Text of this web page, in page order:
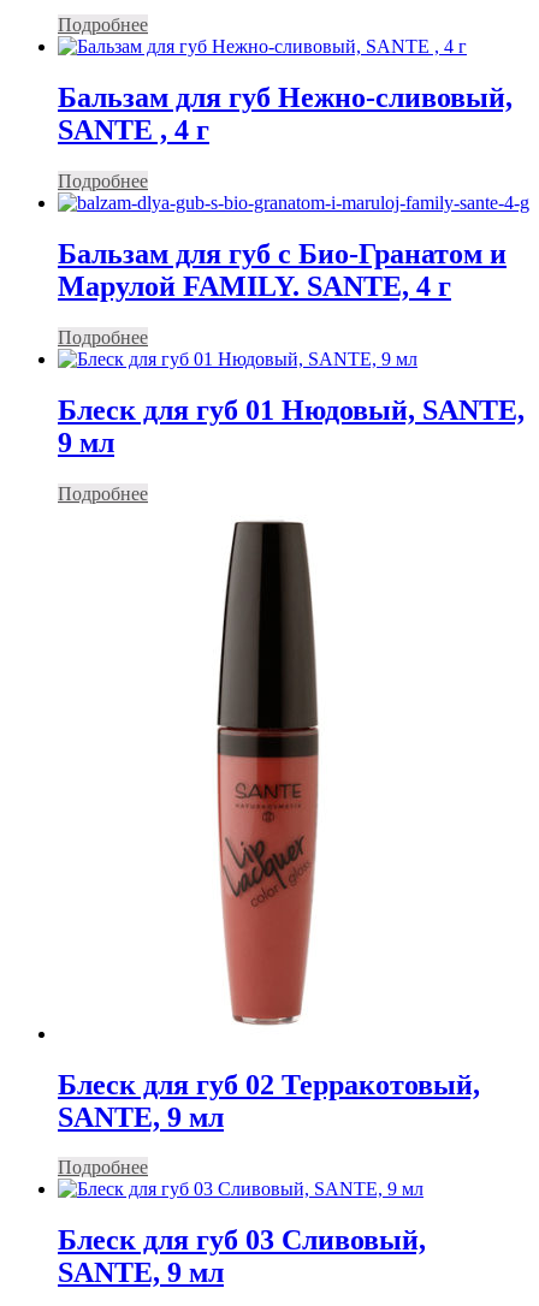
Подробнее
Бальзам для губ Нежно-сливовый,
SANTE , 4 г
Подробнее
Бальзам для губ с Био-Гранатом и
Марулой FAMILY. SANTE, 4 г
Подробнее
Блеск для губ 01 Нюдовый, SANTE,
9 мл
Подробнее
Блеск для губ 02 Терракотовый,
SANTE, 9 мл
Подробнее
Блеск для губ 03 Сливовый,
SANTE, 9 мл